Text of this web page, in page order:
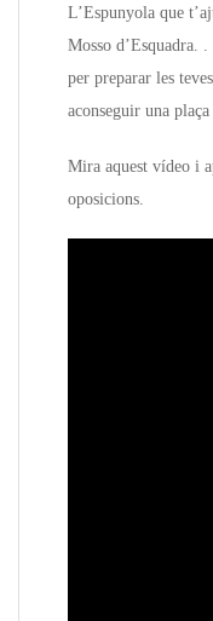
L’Espunyola que
Mosso d’Esquadra.
per preparar les
aconseguir una
Mira aquest vídeo i
oposicions.